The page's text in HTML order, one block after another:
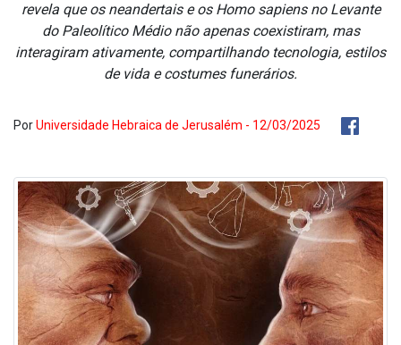
revela que os neandertais e os Homo sapiens no Levante
do Paleolítico Médio não apenas coexistiram, mas
interagiram ativamente, compartilhando tecnologia, estilos
de vida e costumes funerários.
PorUniversidade Hebraica de Jerusalém - 12/03/2025